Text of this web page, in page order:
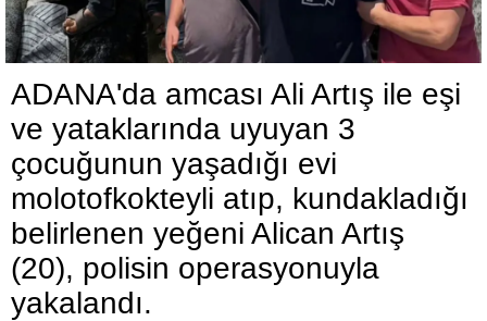
ADANA'da amcası Ali Artış ile eşi
ve yataklarında uyuyan 3
çocuğunun yaşadığı evi
molotofkokteyli atıp, kundakladığı
belirlenen yeğeni Alican Artış
(20), polisin operasyonuyla
yakalandı.